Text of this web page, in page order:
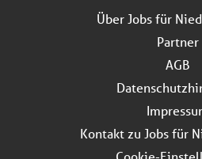
Über Jobs für
Partner
AGB
Kontakt zu Jobs für